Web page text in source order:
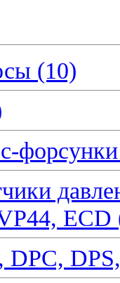
(10)
ECD